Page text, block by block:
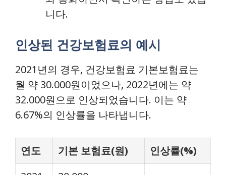
니다.
인상된 건강보험료의 예시
2021년의 경우, 건강보험료 기본보험료는
월 약 30.000원이었으나, 2022년에는 약
32.000원으로 인상되었습니다. 이는 약
6.67%의 인상률을 나타냅니다.
연도 기본 보험료(원)
인상률(%)